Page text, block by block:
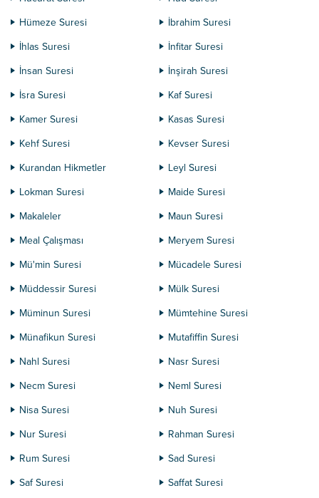
Hümeze Suresi
İbrahim Suresi
İhlas Suresi
İnfitar Suresi
İnsan Suresi
İnşirah Suresi
İsra Suresi
Kaf Suresi
Kamer Suresi
Kasas Suresi
Kehf Suresi
Kevser Suresi
Kurandan Hikmetler
Leyl Suresi
Lokman Suresi
Maide Suresi
Makaleler
Maun Suresi
Meal Çalışması
Meryem Suresi
Mü'min Suresi
Mücadele Suresi
Müddessir Suresi
Mülk Suresi
Müminun Suresi
Mümtehine Suresi
Münafikun Suresi
Mutafiffin Suresi
Nahl Suresi
Nasr Suresi
Necm Suresi
Neml Suresi
Nisa Suresi
Nuh Suresi
Nur Suresi
Rahman Suresi
Rum Suresi
Sad Suresi
Saf Suresi
Saffat Suresi